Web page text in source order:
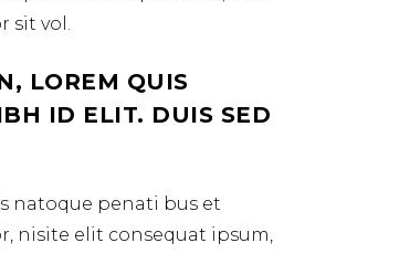
sit vol.
LOREM QUIS
ID ELIT. DUIS SED
natoque penati bus et
nisite elit consequat ipsum,